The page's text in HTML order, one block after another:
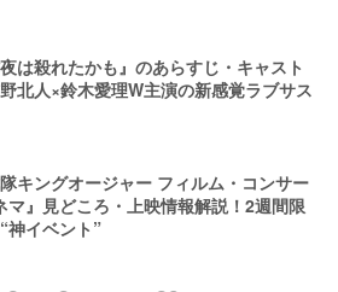
は殺れたかも』のあらすじ・キャスト
北人×鈴木愛理W主演の新感覚ラブサス
隊キングオージャー フィルム・コンサー
マ』見どころ・上映情報解説！2週間限
神イベント”